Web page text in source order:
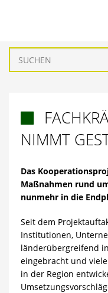
LEADER
REGION
PROJEKTE
AKTUELLES
DOWNLOADS
NIMMT
Das
Maßnahmen rund
nunmehr in die
Seit dem
Institutionen,
länderübergreifend
eingebracht und
in der Region